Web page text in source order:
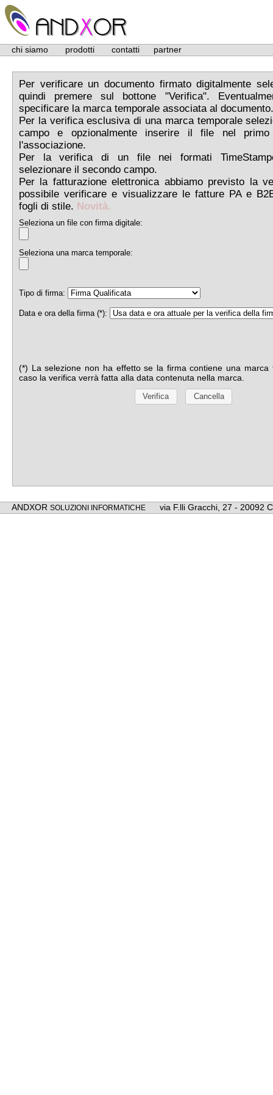
chi siamo prodotti contatti partner
Per verificare un documento firmato digitalmente
quindi premere sul bottone "Verifica".
specificare la marca temporale associata al documento.
Per la verifica esclusiva di una marca temporale
campo e opzionalmente inserire il file nel primo
l'associazione.
Per la verifica di un file nei formati
selezionare il secondo campo.
Per la fatturazione elettronica abbiamo previsto la
possibile verificare e visualizzare le fatture PA e
fogli di stile. Novità.
Seleziona un file con firma digitale:
Seleziona una marca temporale:
Tipo di firma:
Data e ora della firma (*):
(*) La selezione non ha effetto se la firma contiene una marca
caso la verifica verrà fatta alla data contenuta nella marca.
ANDXOR SOLUZIONI INFORMATICHE via F.lli Gracchi, 27 - 20092